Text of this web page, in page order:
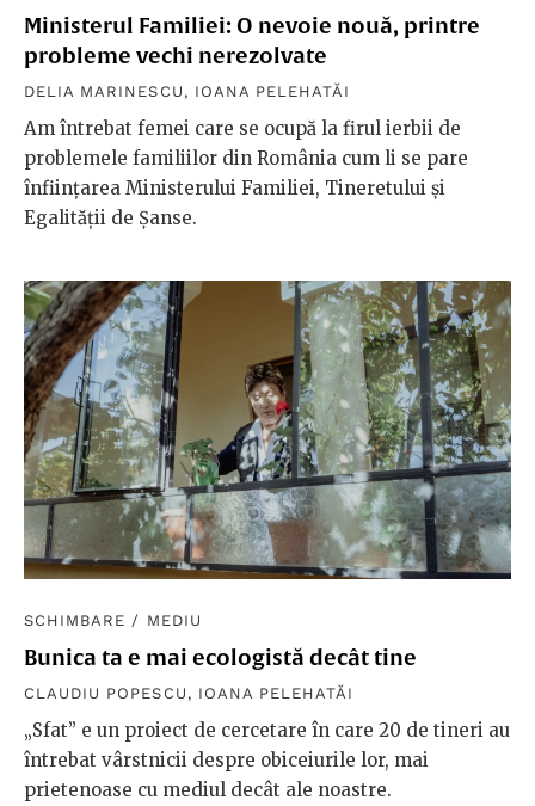
Ministerul Familiei: O nevoie nouă, printre
probleme vechi nerezolvate
DELIA MARINESCU , IOANA PELEHATĂI
Am întrebat femei care se ocupă la firul ierbii de
problemele familiilor din România cum li se pare
înființarea Ministerului Familiei, Tineretului și
Egalității de Șanse.
SCHIMBARE / MEDIU
Bunica ta e mai ecologistă decât tine
CLAUDIU POPESCU , IOANA PELEHATĂI
„Sfat” e un proiect de cercetare în care 20 de tineri au
întrebat vârstnicii despre obiceiurile lor, mai
prietenoase cu mediul decât ale noastre.